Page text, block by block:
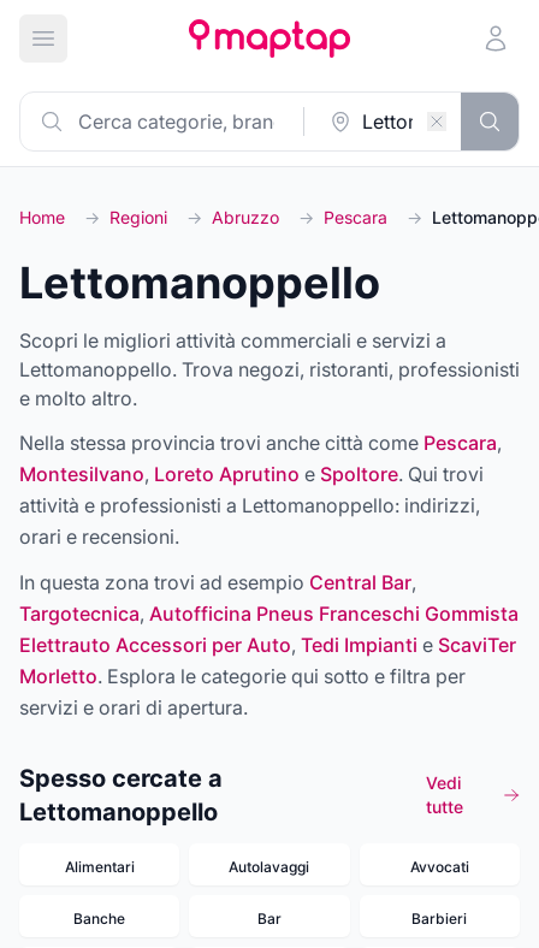
Apri menu principale
Home → Regioni → Abruzzo → Pescara →
Lettomanoppello
Scopri le migliori attività commerciali e servizi a
Lettomanoppello. Trova negozi, ristoranti, professionisti
e molto altro.
Nella stessa provincia trovi anche città come Pescara,
Montesilvano, Loreto Aprutino e Spoltore. Qui trovi
attività e professionisti a Lettomanoppello: indirizzi,
orari e recensioni.
In questa zona trovi ad esempio Central Bar,
Targotecnica, Autofficina Pneus Franceschi Gommista
Elettrauto Accessori per Auto, Tedi Impianti e ScaviTer
Morletto. Esplora le categorie qui sotto e filtra per
servizi e orari di apertura.
Spesso cercate a
Lettomanoppello
Vedi
tutte
Alimentari Autolavaggi Avvocati
Banche Bar Barbieri